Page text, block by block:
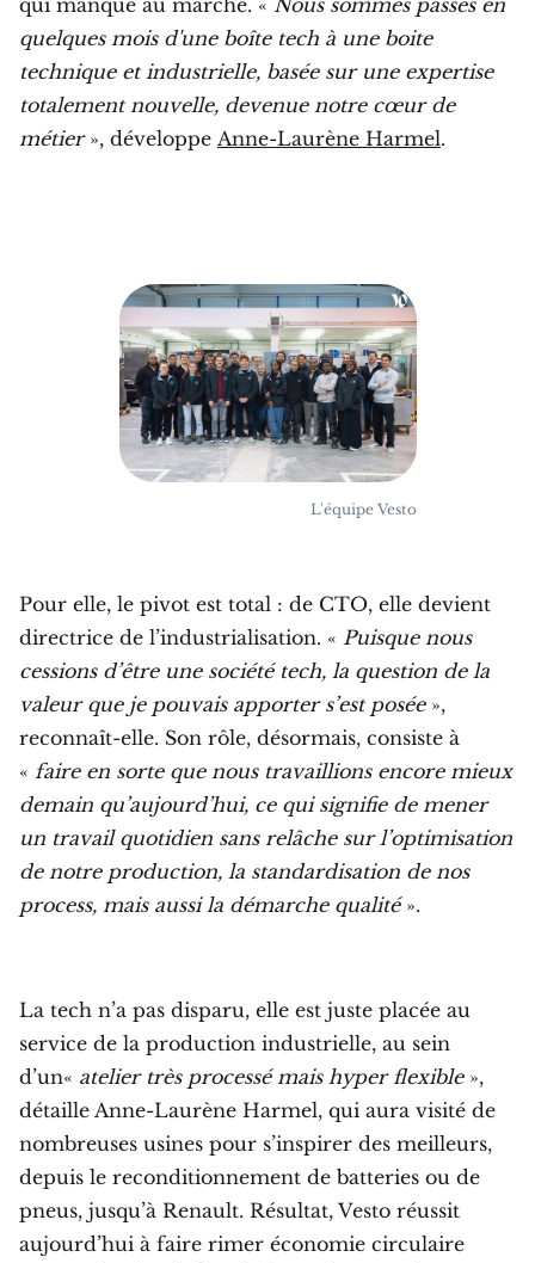
quelques mois d'une boîte tech à une boite
technique et industrielle, basée sur une expertise
totalement nouvelle, devenue notre cœur de
métier», développe Anne-Laurène Harmel.
L'équipe Vesto
Pour elle, le pivot est total : de CTO, elle devient
directrice de l’industrialisation. « Puisque nous
cessions d’être une société tech, la question de la
valeur que je pouvais apporter s’est posée»,
reconnaît-elle. Son rôle, désormais, consiste à
« faire en sorte que nous travaillions encore mieux
demain qu’aujourd’hui, ce qui signifie de mener
un travail quotidien sans relâche sur l’optimisation
de notre production, la standardisation de nos
process, mais aussi la démarche qualité».
La tech n’a pas disparu, elle est juste placée au
service de la production industrielle, au sein
d’un« atelier très processé mais hyper flexible»,
détaille Anne-Laurène Harmel, qui aura visité de
nombreuses usines pour s’inspirer des meilleurs,
depuis le reconditionnement de batteries ou de
pneus, jusqu’à Renault. Résultat, Vesto réussit
aujourd’hui à faire rimer économie circulaire